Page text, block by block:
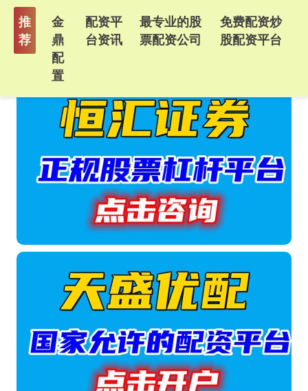
推
荐
金
鼎
配
置
配资平
台资讯
最专业的股
票配资公司
免费配资炒
股配资平台